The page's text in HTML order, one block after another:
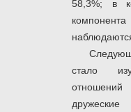
58,3%; в
стало